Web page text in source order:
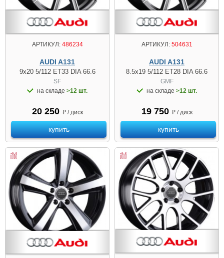
АРТИКУЛ:486234
AUDI A131
9x20 5/112 ET33 DIA 66.6
SF
на складе >12 шт.
20 250 ₽ / диск
купить
АРТИКУЛ:504631
AUDI A131
8.5x19 5/112 ET28 DIA 66.6
GMF
на складе >12 шт.
19 750 ₽ / диск
купить